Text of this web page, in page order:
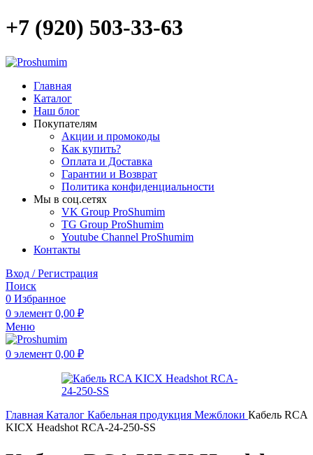
+7 (920) 503-33-63
Главная
Каталог
Наш блог
Покупателям
Акции и промокоды
Как купить?
Оплата и Доставка
Гарантии и Возврат
Политика конфиденциальности
Мы в соц.сетях
VK Group ProShumim
TG Group ProShumim
Youtube Channel ProShumim
Контакты
Вход / Регистрация
Поиск
0 Избранное
0 элемент 0,00 ₽
Меню
0 элемент 0,00 ₽
Главная Каталог Кабельная продукция Межблоки Кабель RCA
KICX Headshot RCA-24-250-SS